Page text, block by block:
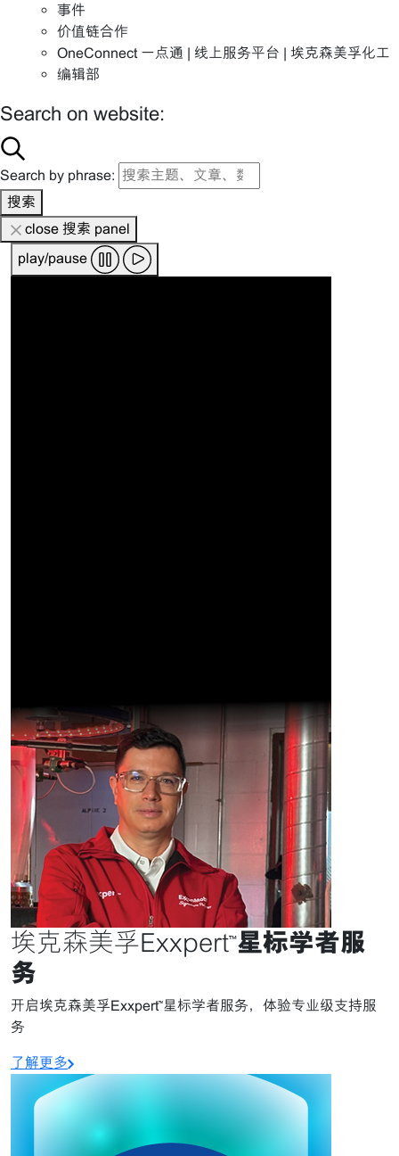
事件
价值链合作
OneConnect 一点通 | 线上服务平台 | 埃克森美孚化工
编辑部
Search on website:
Search by phrase:
搜索
close 搜索 panel
play/pause
埃克森美孚Exxpert™星标学者服
务
开启埃克森美孚Exxpert™星标学者服务，体验专业级支持服
务
了解更多